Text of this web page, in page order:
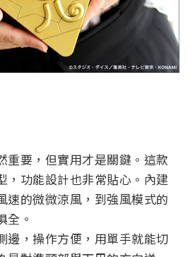
重要，但實用才是關鍵。這款
，功能設計也非常貼心。內建
速的微微涼風，到強風模式的
全。
邊，操作方便，用單手就能切